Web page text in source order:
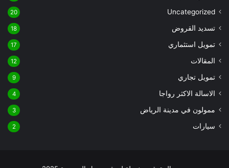
Uncategorized
20
تسديد القروض 18
تمويل استثماري 17
المقالات 12
تمويل تجاري 9
الاسالة الاكثر رواجا 4
ممولون في مدينة الرياض 3
سيارات 2